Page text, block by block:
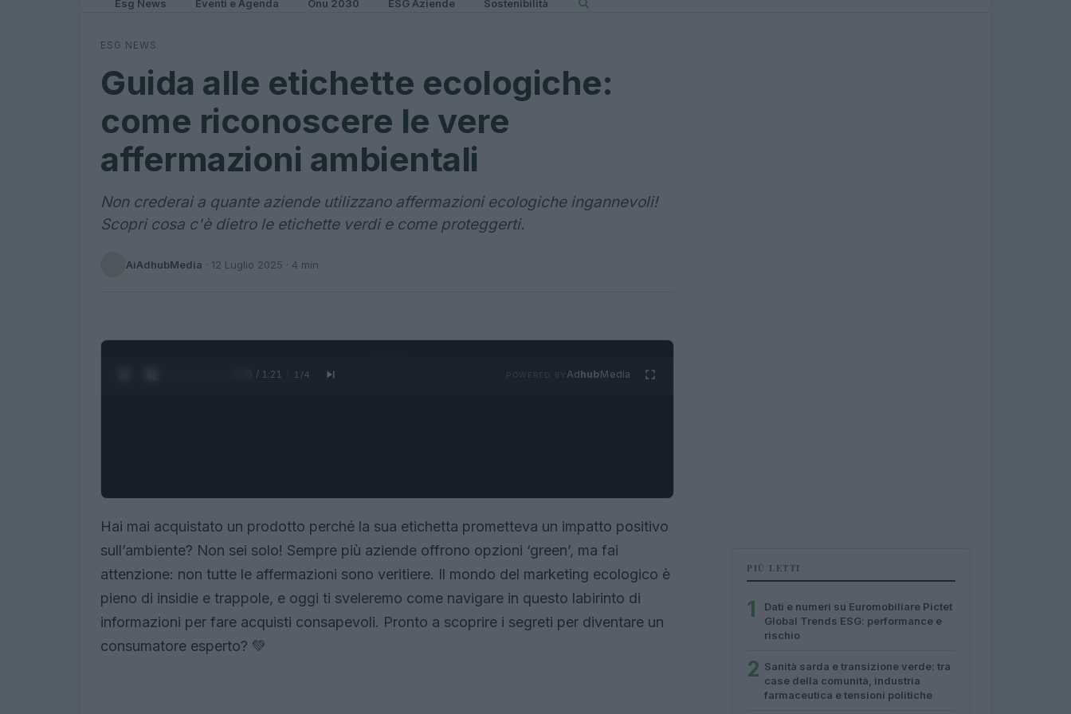
Esg News Eventi e Agenda Onu 2030 ESG Aziende Sostenibilità
ESG NEWS
Guida alle etichette ecologiche:
come riconoscere le vere
affermazioni ambientali
Non crederai a quante aziende utilizzano affermazioni ecologiche ingannevoli!
Scopri cosa c'è dietro le etichette verdi e come proteggerti.
AiAdhubMedia · 12 Luglio 2025 · 4 min
0:27 / 1:21 1 /4 AdhubMedia
Hai mai acquistato un prodotto perché la sua etichetta prometteva un impatto positivo
sull’ambiente? Non sei solo! Sempre più aziende offrono opzioni ‘green’, ma fai
attenzione: non tutte le affermazioni sono veritiere. Il mondo del marketing ecologico è
pieno di insidie e trappole, e oggi ti sveleremo come navigare in questo labirinto di
informazioni per fare acquisti consapevoli. Pronto a scoprire i segreti per diventare un
consumatore esperto? 💚
PIÙ LETTI
1
Dati e numeri su Euromobiliare Pictet
Global Trends ESG: performance e
rischio
2 Sanità sarda e transizione verde: tra
case della comunità, industria
farmaceutica e tensioni politiche